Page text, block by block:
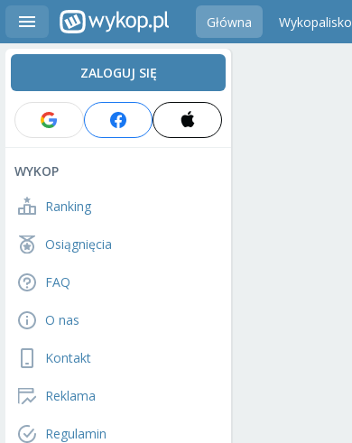
Główna Wykopalisko
ZALOGUJ SIĘ
WYKOP
Ranking
Osiągnięcia
FAQ
O nas
Kontakt
Reklama
Regulamin